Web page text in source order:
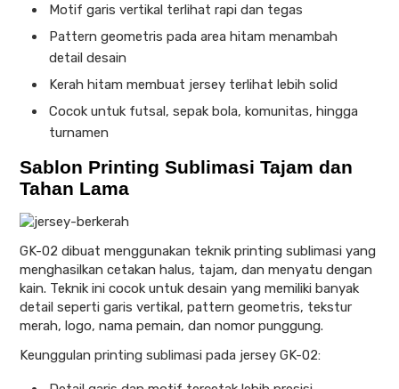
Motif garis vertikal terlihat rapi dan tegas
Pattern geometris pada area hitam menambah
detail desain
Kerah hitam membuat jersey terlihat lebih solid
Cocok untuk futsal, sepak bola, komunitas, hingga
turnamen
Sablon Printing Sublimasi Tajam dan
Tahan Lama
GK-02 dibuat menggunakan teknik printing sublimasi yang
menghasilkan cetakan halus, tajam, dan menyatu dengan
kain. Teknik ini cocok untuk desain yang memiliki banyak
detail seperti garis vertikal, pattern geometris, tekstur
merah, logo, nama pemain, dan nomor punggung.
Keunggulan printing sublimasi pada jersey GK-02: